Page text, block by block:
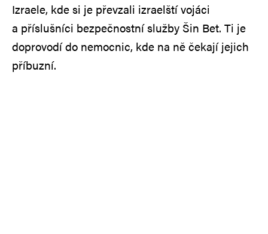
Izraele, kde si je převzali izraelští vojáci
a příslušníci bezpečnostní služby Šin Bet. Ti je
doprovodí do nemocnic, kde na ně čekají jejich
příbuzní.